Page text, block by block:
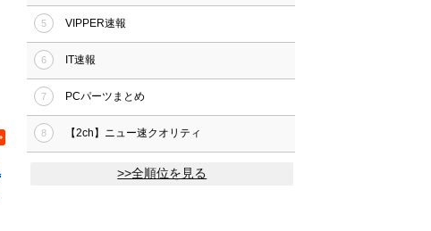
5 VIPPER速報
6 IT速報
7 PCパーツまとめ
8 【2ch】ニュー速クオリティ
>>全順位を見る